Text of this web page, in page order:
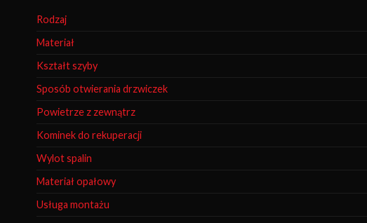
Rodzaj
Materiał
Kształt szyby
Sposób otwierania drzwiczek
Powietrze z zewnątrz
Kominek do rekuperacji
Wylot spalin
Materiał opałowy
Usługa montażu